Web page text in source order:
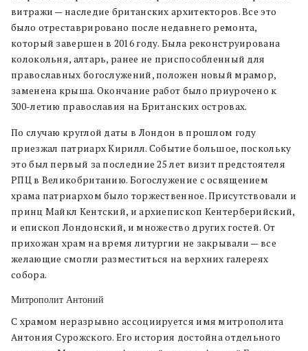
витражи — наследие британских архитекторов. Все это
было отреставрировано после недавнего ремонта,
который завершен в 2016 году. Была реконструирована
колокольня, алтарь, ранее не приспособленный для
православных богослужений, положен новый мрамор,
заменена крыша. Окончание работ было приурочено к
300-летию православия на Британских островах.
По случаю круглой даты в Лондон в прошлом году
приезжал патриарх Кирилл. Событие большое, поскольку
это был первый за последние 25 лет визит предстоятеля
РПЦ в Великобританию. Богослужение с освящением
храма патриархом было торжественное. Присутствовали и
принц Майкл Кентский, и архиепископ Кентерберийский,
и епископ Лондонский, и множество других гостей. От
прихожан храм на время литургии не закрывали — все
желающие смогли разместиться на верхних галереях
собора.
Митрополит Антоний
С храмом неразрывно ассоциируется имя митрополита
Антония Сурожского. Его история достойна отдельного